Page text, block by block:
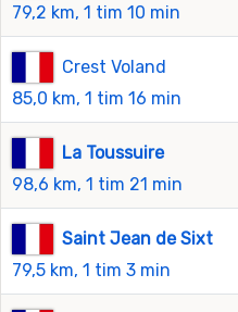
79,2 km, 1 tim 10 min
Crest Voland
85,0 km, 1 tim 16 min
La Toussuire
98,6 km, 1 tim 21 min
Saint Jean de Sixt
79,5 km, 1 tim 3 min